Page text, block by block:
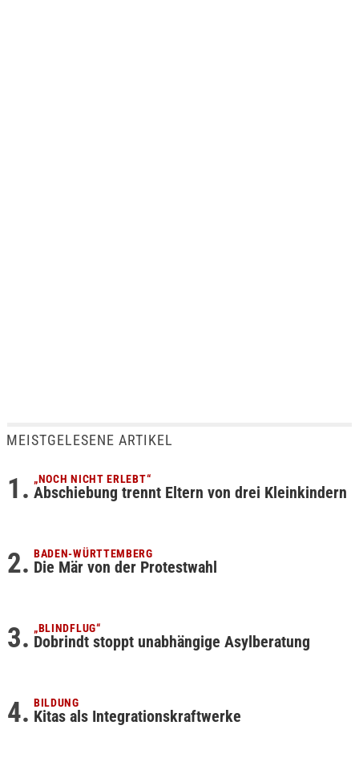
MEISTGELESENE ARTIKEL
„NOCH NICHT ERLEBT“
Abschiebung trennt Eltern von drei Kleinkindern
BADEN-WÜRTTEMBERG
Die Mär von der Protestwahl
„BLINDFLUG“
Dobrindt stoppt unabhängige Asylberatung
BILDUNG
Kitas als Integrationskraftwerke